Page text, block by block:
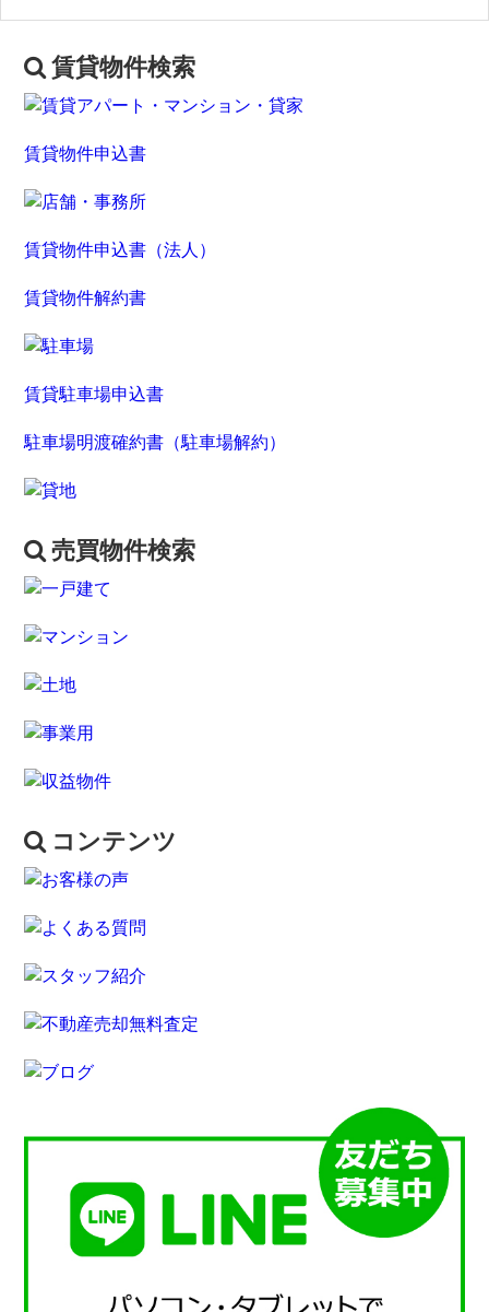
賃貸物件検索
賃貸物件申込書
賃貸物件申込書（法人）
賃貸物件解約書
賃貸駐車場申込書
駐車場明渡確約書（駐車場解約）
売買物件検索
コンテンツ